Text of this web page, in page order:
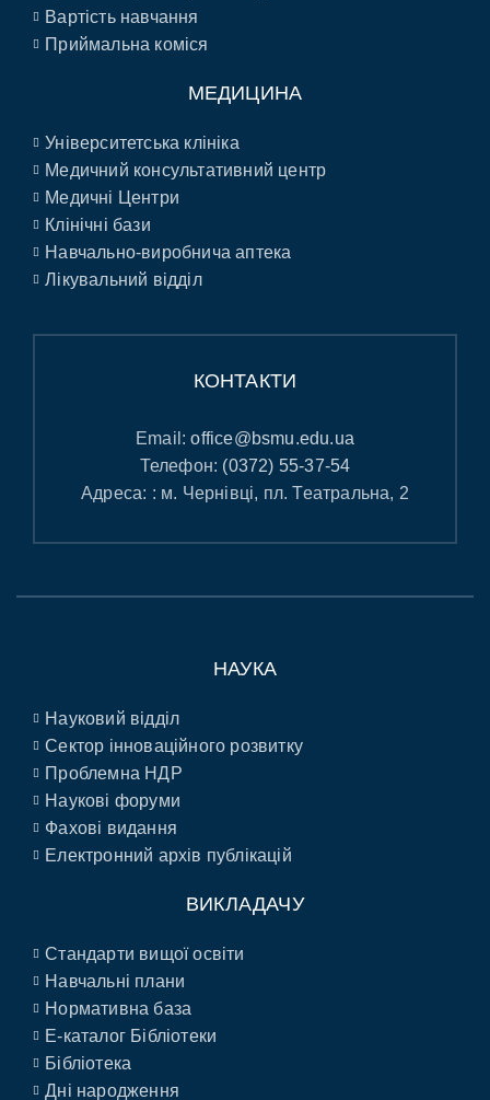
Вартість навчання
Приймальна коміся
МЕДИЦИНА
Університетська клініка
Медичний консультативний центр
Медичні Центри
Клінічні бази
Навчально-виробнича аптека
Лікувальний відділ
КОНТАКТИ
Email:office@bsmu.edu.ua
Телефон: (0372) 55-37-54
Адреса: : м. Чернівці, пл. Театральна, 2
НАУКА
Науковий відділ
Сектор інноваційного розвитку
Проблемна НДР
Наукові форуми
Фахові видання
Електронний архів публікацій
ВИКЛАДАЧУ
Стандарти вищої освіти
Навчальні плани
Нормативна база
E-каталог Бібліотеки
Бібліотека
Дні народження